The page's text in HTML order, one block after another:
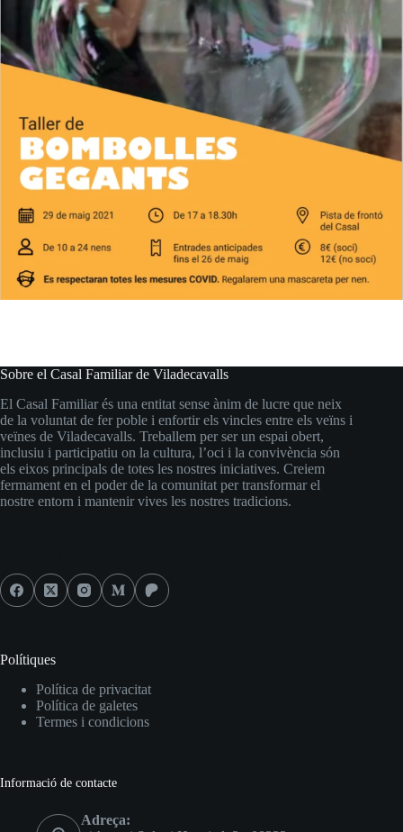
Sobre el Casal Familiar de Viladecavalls
El Casal Familiar és una entitat sense ànim de lucre que neix
de la voluntat de fer poble i enfortir els vincles entre els veïns i
veïnes de Viladecavalls. Treballem per ser un espai obert,
inclusiu i participatiu on la cultura, l’oci i la convivència són
els eixos principals de totes les nostres iniciatives. Creiem
fermament en el poder de la comunitat per transformar el
nostre entorn i mantenir vives les nostres tradicions.
Polítiques
Política de privacitat
Política de galetes
Termes i condicions
Informació de contacte
Adreça: